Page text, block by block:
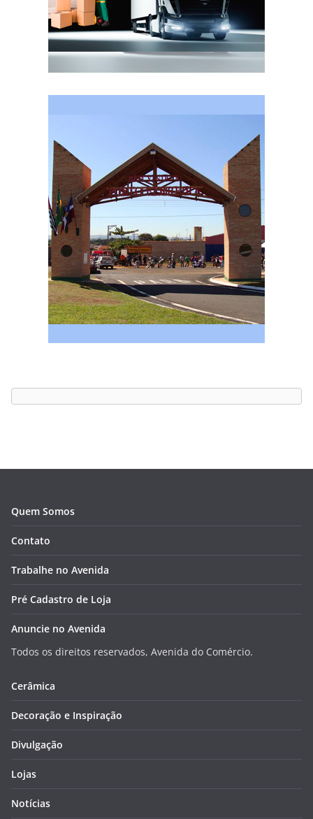
Quem Somos
Contato
Trabalhe no Avenida
Pré Cadastro de Loja
Anuncie no Avenida
Todos os direitos reservados, Avenida do Comércio.
Cerâmica
Decoração e Inspiração
Divulgação
Lojas
Notícias